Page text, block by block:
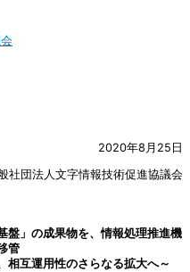
2020年8月25日
社団法人文字情報技術促進協議会
盤」の成果物を、情報処理推進機
管
相互運用性のさらなる拡大へ～